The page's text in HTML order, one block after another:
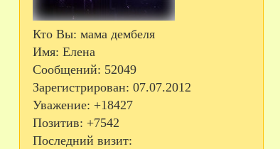
Кто Вы: мама дембеля
Имя: Елена
Сообщений: 52049
Зарегистрирован: 07.07.2012
Уважение: +18427
Позитив: +7542
Последний визит: